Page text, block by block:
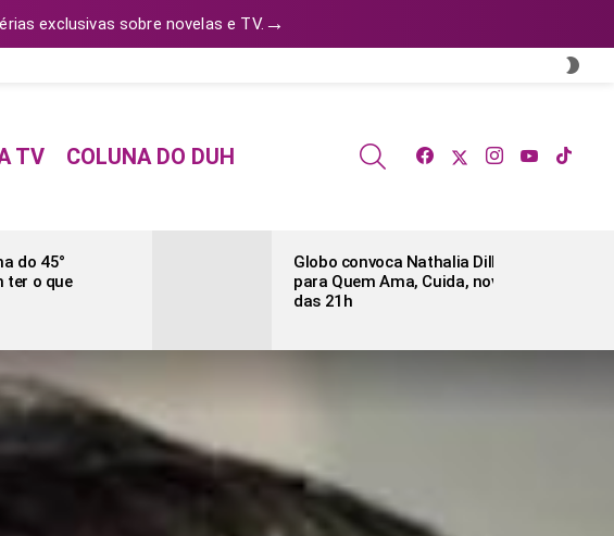
exclusivas sobre novelas e TV. →
TV COLUNA DO DUH SEARCH facebooktwitterinstagramyoutube
do 45°
ter o que
Globo convoca Nathalia Dill
para Quem Ama, Cuida, novela
das 21h